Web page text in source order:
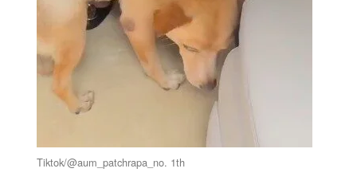
Tiktok/@aum_patchrapa_no. 1th